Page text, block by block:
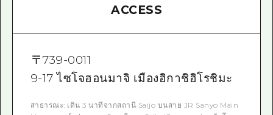
ACCESS
〒739-0011
9-17 ไซโจฮอนมาจิ เมืองฮิกาชิฮิโรชิมะ
สาธารณะ: เดิน 3 นาทีจากสถานี Saijo บนสาย JR Sanyo Main